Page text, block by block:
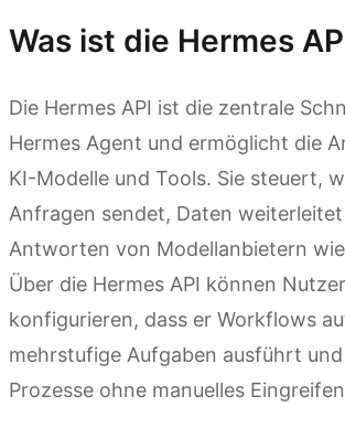
Was ist die Hermes
Die Hermes API ist die zentrale
Hermes Agent und ermöglicht die
KI-Modelle und Tools. Sie steuert,
Anfragen sendet, Daten
Antworten von Modellanbietern
Über die Hermes API können
konfigurieren, dass er Workflows
mehrstufige Aufgaben ausführt
Prozesse ohne manuelles